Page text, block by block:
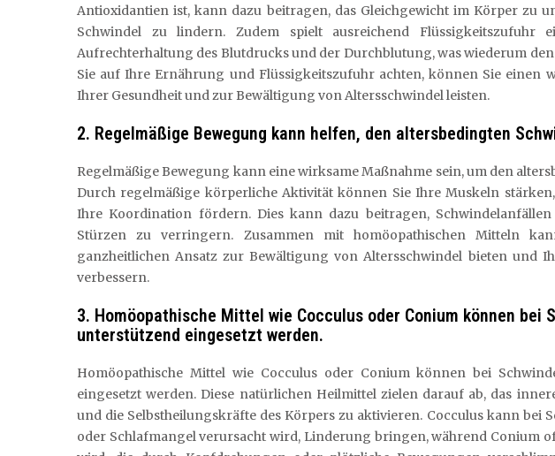
Antioxidantien ist, kann dazu beitragen, das Gleichgewicht im Körper zu
Schwindel zu lindern. Zudem spielt ausreichend Flüssigkeitszufuhr
Aufrechterhaltung des Blutdrucks und der Durchblutung, was wiederum
Sie auf Ihre Ernährung und Flüssigkeitszufuhr achten, können Sie einen
Ihrer Gesundheit und zur Bewältigung von Altersschwindel leisten.
2. Regelmäßige Bewegung kann helfen, den altersbedingten
Regelmäßige Bewegung kann eine wirksame Maßnahme sein, um den
Durch regelmäßige körperliche Aktivität können Sie Ihre Muskeln
Ihre Koordination fördern. Dies kann dazu beitragen,
Stürzen zu verringern. Zusammen mit homöopathischen Mitteln
ganzheitlichen Ansatz zur Bewältigung von Altersschwindel bieten und
verbessern.
3. Homöopathische Mittel wie Cocculus oder Conium können bei
unterstützend eingesetzt werden.
Homöopathische Mittel wie Cocculus oder Conium können bei
eingesetzt werden. Diese natürlichen Heilmittel zielen darauf ab, das
und die Selbstheilungskräfte des Körpers zu aktivieren. Cocculus kann bei
oder Schlafmangel verursacht wird, Linderung bringen, während Conium